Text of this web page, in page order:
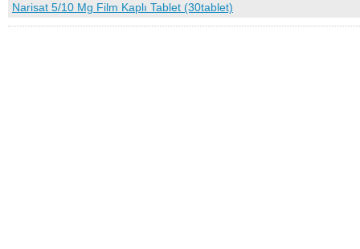
Narisat 5/10 Mg Film Kaplı Tablet (30tablet)